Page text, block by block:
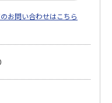
お問い合わせはこちら